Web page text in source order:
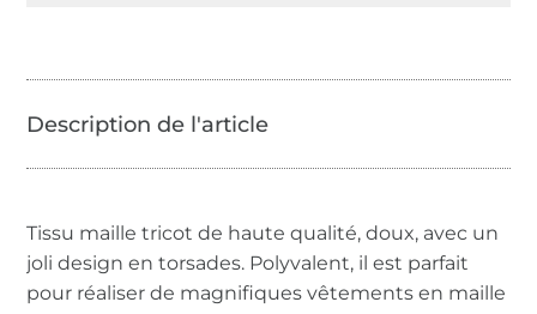
Tissu maille tricot de haute qualité, doux, avec un
joli design en torsades. Polyvalent, il est parfait
pour réaliser de magnifiques vêtements en maille